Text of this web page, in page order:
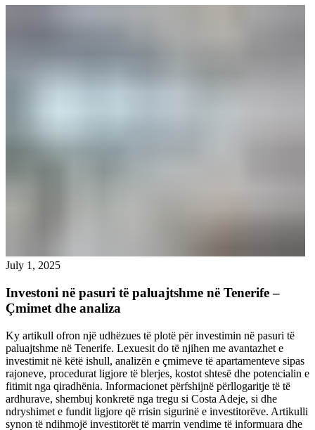
July 1, 2025
Investoni në pasuri të paluajtshme në Tenerife –
Çmimet dhe analiza
Ky artikull ofron një udhëzues të plotë për investimin në pasuri të
paluajtshme në Tenerife. Lexuesit do të njihen me avantazhet e
investimit në këtë ishull, analizën e çmimeve të apartamenteve sipas
rajoneve, procedurat ligjore të blerjes, kostot shtesë dhe potencialin e
fitimit nga qiradhënia. Informacionet përfshijnë përllogaritje të të
ardhurave, shembuj konkretë nga tregu si Costa Adeje, si dhe
ndryshimet e fundit ligjore që rrisin sigurinë e investitorëve. Artikulli
synon të ndihmojë investitorët të marrin vendime të informuara dhe